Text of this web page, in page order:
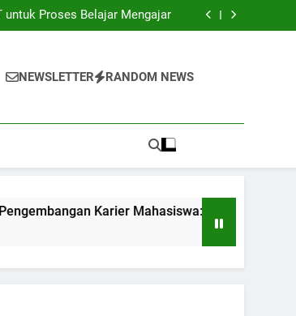
untuk Proses Belajar Mengajar
Mahasiswa: Networking yang
untuk Proses Belajar Mengajar
Mahasiswa: Networking yang
NEWSLETTER RANDOM NEWS
Mahasiswa: Networking yang sangat